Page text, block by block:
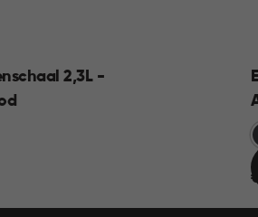
2,3L -
€